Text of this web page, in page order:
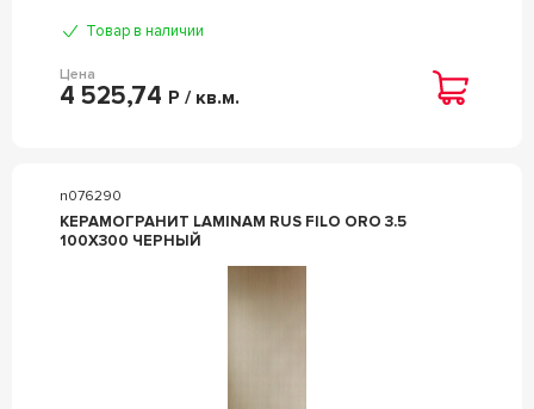
Товар в наличии
Цена
4 525,74 Р / кв.м.
n076290
КЕРАМОГРАНИТ LAMINAM RUS FILO ORO 3.5
100X300 ЧЕРНЫЙ